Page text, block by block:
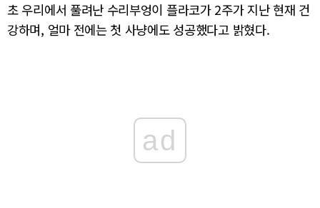
초 우리에서 풀려난 수리부엉이 플라코가 2주가 지난 현재 건
강하며, 얼마 전에는 첫 사냥에도 성공했다고 밝혔다.
ad